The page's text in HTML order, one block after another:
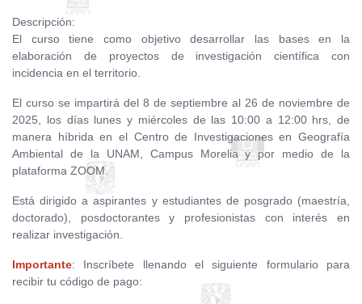
Descripción:
El curso tiene como objetivo desarrollar las bases en la
elaboración de proyectos de investigación científica con
incidencia en el territorio.
El curso se impartirá del 8 de septiembre al 26 de noviembre de
2025, los días lunes y miércoles de las 10:00 a 12:00 hrs, de
manera híbrida en el Centro de Investigaciones en Geografía
Ambiental de la UNAM, Campus Morelia y por medio de la
plataforma ZOOM.
Está dirigido a aspirantes y estudiantes de posgrado (maestría,
doctorado), posdoctorantes y profesionistas con interés en
realizar investigación.
Importante: Inscríbete llenando el siguiente formulario para
recibir tu código de pago: